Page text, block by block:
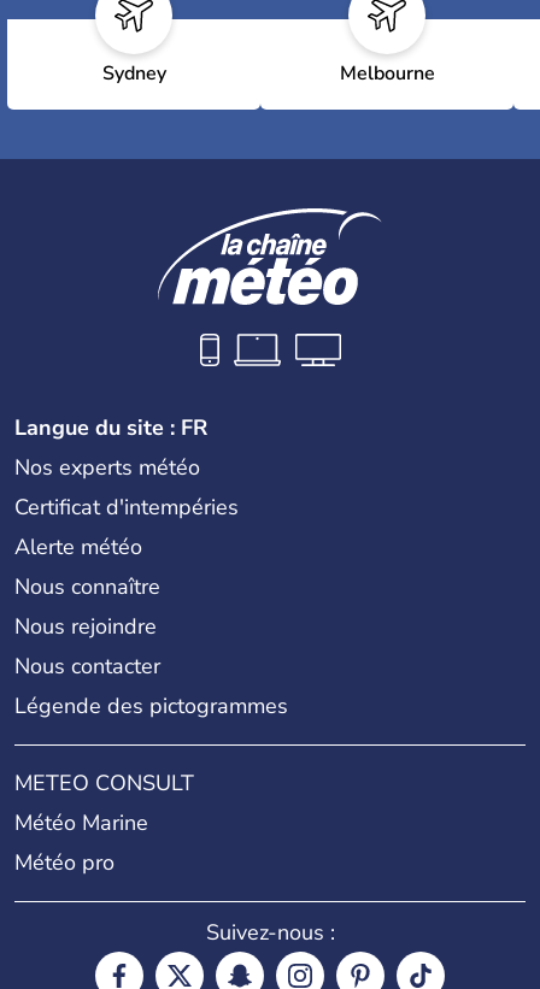
Sydney Melbourne
Langue du site : FR
Nos experts météo
Certificat d'intempéries
Alerte météo
Nous connaître
Nous rejoindre
Nous contacter
Légende des pictogrammes
METEO CONSULT
Météo Marine
Météo pro
Suivez-nous :